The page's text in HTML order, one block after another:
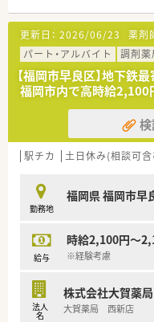
くのチャンスがある
店舗ずつ含め）展開
■ドクターの開業を
い店舗が多く経営状
いるためドクターと
■直近3年間での離職
会社です。
＜多様な働き方が可
■店舗間の応援体制
です。
関係が良好です。
その為疑義照会も
どもなく働きやすい現
た全スタッフとの関
更新日： 2026/06/23 薬剤
パート・アルバイト
調剤薬
【福岡市早良区】地下鉄
福岡市内で高時給2,100
駅チカ 土日休み(相談可含
勤務地
福岡県 福岡市早
給与
時給2,100円～
※経験考慮
法人
名
株式会社大賀薬局
大賀薬局 西新店